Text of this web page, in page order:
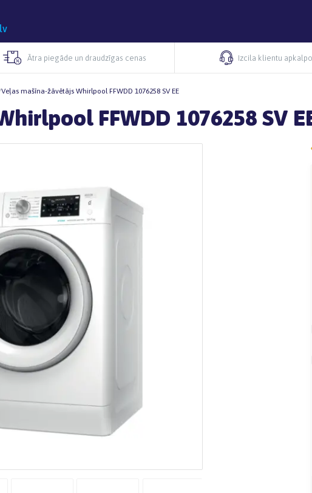
Ātra piegāde un draudzīgas cenas Izcila klientu
Veļas mašīna-žāvētājs Whirlpool FFWDD 1076258 SV EE
FFWDD 1076258 SV